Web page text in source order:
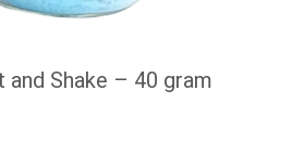
and Shake – 40 gram